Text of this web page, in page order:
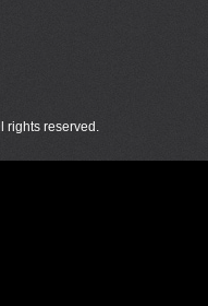
rights reserved.